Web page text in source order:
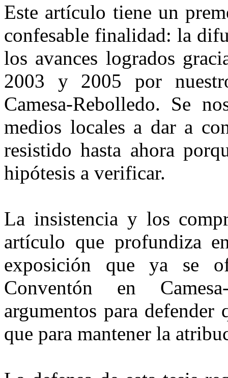
Este artículo tiene un
confesable finalidad: la
los avances logrados
2003 y 2005 por
Camesa-Rebolledo. Se
medios locales a dar a
resistido hasta ahora
hipótesis a verificar.
La insistencia y los
artículo que profundiza
expo­sición que ya se
Conventón en
argumentos para defender
que para mantener la